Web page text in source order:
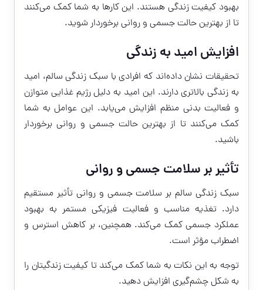
بهبود کیفیت زندگی هستند. این کارها به شما کمک می‌کنند
تا از بهترین حالت جسمی و روانی برخوردار شوید.
افزایش امید به زندگی
تحقیقات نشان داده‌اند که افرادی با سبک زندگی سالم، امید
به زندگی بالاتری دارند. این امید به دلیل رژیم غذایی متوازن
و فعالیت بدنی منظم افزایش می‌یابد. این عوامل به شما
کمک می‌کنند تا از بهترین حالت جسمی و روانی برخوردار
باشید.
تأثیر بر سلامت جسمی و روانی
سبک زندگی سالم بر سلامت جسمی و روانی تأثیر مستقیم
دارد. تغذیه مناسب و فعالیت فیزیکی مستمر به بهبود
عملکرد جسمی کمک می‌کند. همچنین، بر کاهش استرس و
اضطراب مؤثر است.
توجه به این نکات به شما کمک می‌کند تا کیفیت زندگیتان را
به شکل چشم‌گیری افزایش دهید.